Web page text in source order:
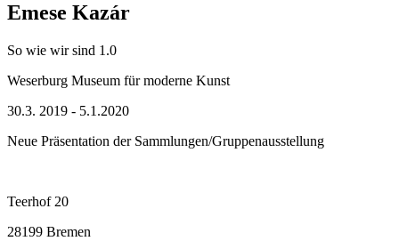
Emese Kazár
So wie wir sind 1.0
Weserburg Museum für moderne Kunst
30.3. 2019 - 5.1.2020
Neue Präsentation der Sammlungen/Gruppenausstellung
Teerhof 20
28199 Bremen